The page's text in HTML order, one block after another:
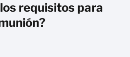
requisitos para